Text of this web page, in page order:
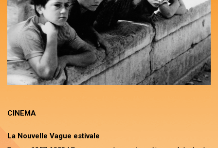
CINEMA
La Nouvelle Vague estivale